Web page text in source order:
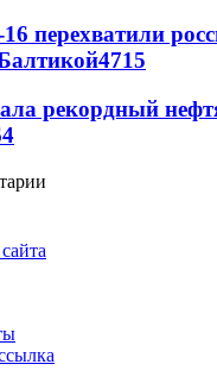
перехватили
4715
рекордный